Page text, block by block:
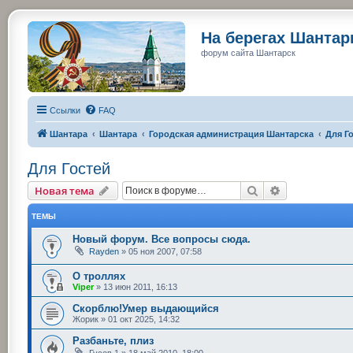
На берегах
форум сайта Шантарск
Ссылки FAQ
Шантара Шантара Городская администрация Шантарска Для
Для Гостей
Новая тема Поиск
ТЕМЫ
Новый форум. Все вопросы сюда.
Rayden » 05 ноя 2007, 07:58
О троллях
Viper» 13 июн 2011, 16:13
Скорблю!Умер выдающийся
Жорик » 01 окт 2025, 14:32
Разбаньте, плиз